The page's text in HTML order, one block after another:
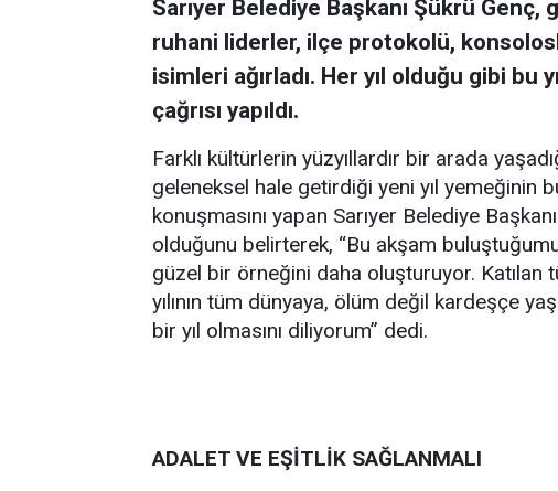
Sarıyer Belediye Başkanı Şükrü
ruhani liderler, ilçe protokolü,
isimleri ağırladı. Her yıl olduğu gibi bu
çağrısı yapıldı.
Farklı kültürlerin yüzyıllardır bir arada
geleneksel hale getirdiği yeni yıl yemeğinin
konuşmasını yapan Sarıyer Belediye
olduğunu belirterek, “Bu akşam
güzel bir örneğini daha oluşturuyor. Katılan
yılının tüm dünyaya, ölüm değil kardeşçe
bir yıl olmasını diliyorum” dedi.
ADALET VE EŞİTLİK SAĞLANMALI